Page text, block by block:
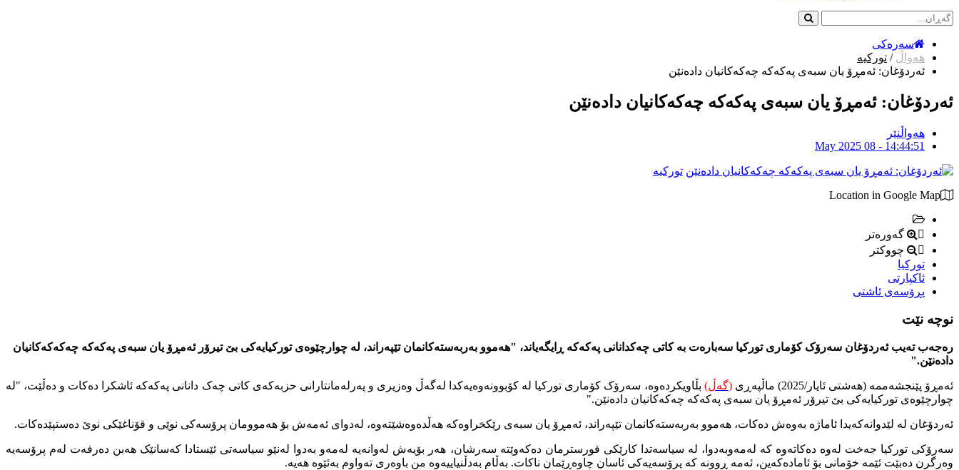
سەرەکی
هەواڵ / تورکیە
ئەردۆغان: ئەمڕۆ یان سبەی پەکەکە چەکەکانیان دادەنێن
ئەردۆغان: ئەمڕۆ یان سبەی پەکەکە چەکەکانیان دادەنێن
هەواڵنێر
May 2025 08 - 14:44:51
تورکیە
Location in Google Map
گەورەتر
چووکتر
توركیا
ئاكپارتی
پڕۆسەی ئاشتی
نوچە نێت
رەجەب تەیب ئەردۆغان سەرۆک کۆماری تورکیا سەبارەت بە کاتی چەکدانانی پەکەکە ڕایگەیاند، "هەموو بەربەستەکانمان تێپەراند، لە چوارچێوەی تورکیایەکی بێ تیرۆر ئەمڕۆ یان سبەی پەکەکە چەکەکەکانیان
دادەنێن."
ئەمڕۆ پێنجشەممە (هەشتی ئایار/2025) ماڵپەڕی (گەڵ) بڵاویکردەوە، سەرۆک کۆماری تورکیا لە کۆبوونەوەیەکدا لەگەڵ وەزیری و پەرلەمانتارانی حزبەکەی کاتی چەک دانانی پەکەکە ئاشکرا دەکات و دەڵێت، "لە
چوارچێوەی تورکیایەکی بێ تیرۆر ئەمڕۆ یان سبەی پەکەکە چەکەکانیان دادەنێن."
ئەردۆغان لە لێدوانەکەیدا ئاماژە بەوەش دەکات، هەموو بەربەستەکانمان تێپەراند، ئەمڕۆ یان سبەی رێکخراوەکە هەڵدەوەشێتەوە، لەدوای ئەمەش بۆ هەموومان پرۆسەکی نوێی و قۆناغێکی نوێ دەستپێدەکات.
سەرۆکی تورکیا جەخت لەوە دەکاتەوە کە لەمەوبەدوا، لە سیاسەتدا کارێکی قورسترمان دەکەوێتە سەرشان، هەر بۆیەش لەوانەیە لەمەو بەدوا لەنێو سیاسەتی ئێستادا کەسانێک هەبن دەرفەت لەم پرۆسەیە
وەرگرن دەبێت ئێمە خۆمانی بۆ ئامادەکەین، ئەمە ڕوونە کە پرۆسەیەکی ئاسان چاوەڕێمان ناکات. بەڵام بەدڵنیاییەوە من باوەری تەواوم بەئێوە هەیە.